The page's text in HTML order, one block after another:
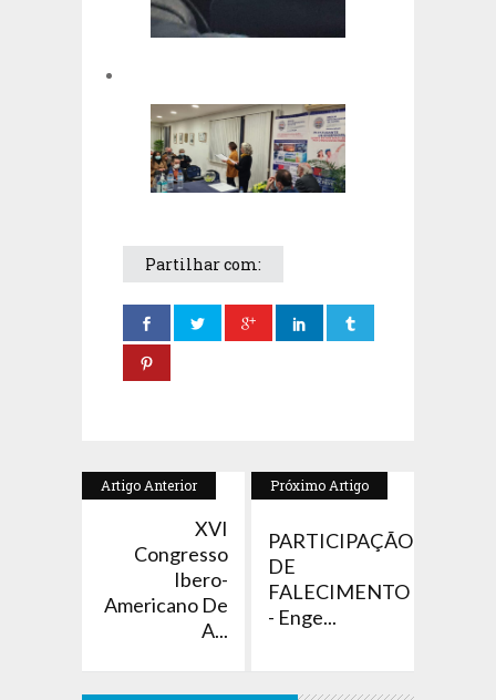
Partilhar com:
Artigo Anterior
XVI
Congresso
Ibero-
Americano De
A...
Próximo Artigo
PARTICIPAÇÃO
DE
FALECIMENTO
- Enge...